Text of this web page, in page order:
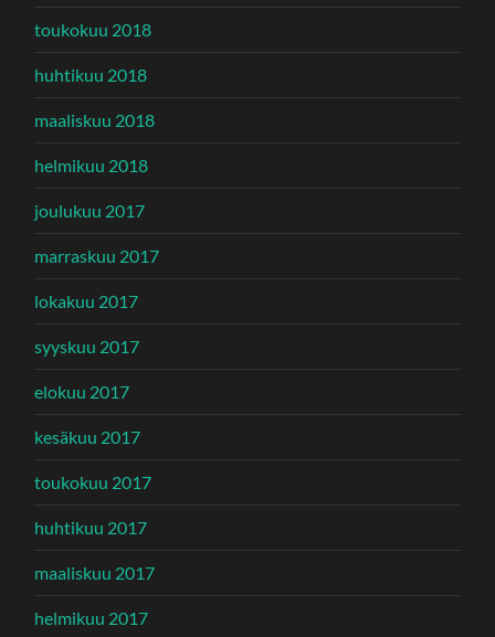
toukokuu 2018
huhtikuu 2018
maaliskuu 2018
helmikuu 2018
joulukuu 2017
marraskuu 2017
lokakuu 2017
syyskuu 2017
elokuu 2017
kesäkuu 2017
toukokuu 2017
huhtikuu 2017
maaliskuu 2017
helmikuu 2017